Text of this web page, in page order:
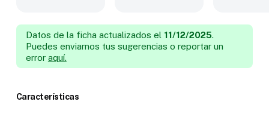
Datos de la ficha actualizados el 11/12/2025.
Puedes enviarnos tus sugerencias o reportar un
error aquí.
Características